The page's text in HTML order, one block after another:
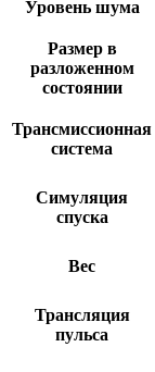
Уровень шума
Размер в
разложенном
состоянии
Трансмиссионная
система
Симуляция
спуска
Вес
Трансляция
пульса